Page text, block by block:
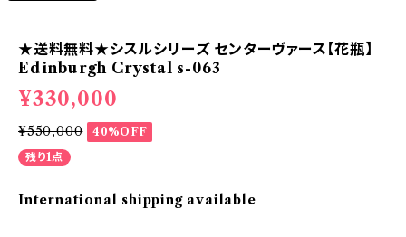
★送料無料★シスルシリーズ センターヴァース【花瓶】
Edinburgh Crystal s-063
¥330,000
¥550,000
40%OFF
残り1点
International shipping available